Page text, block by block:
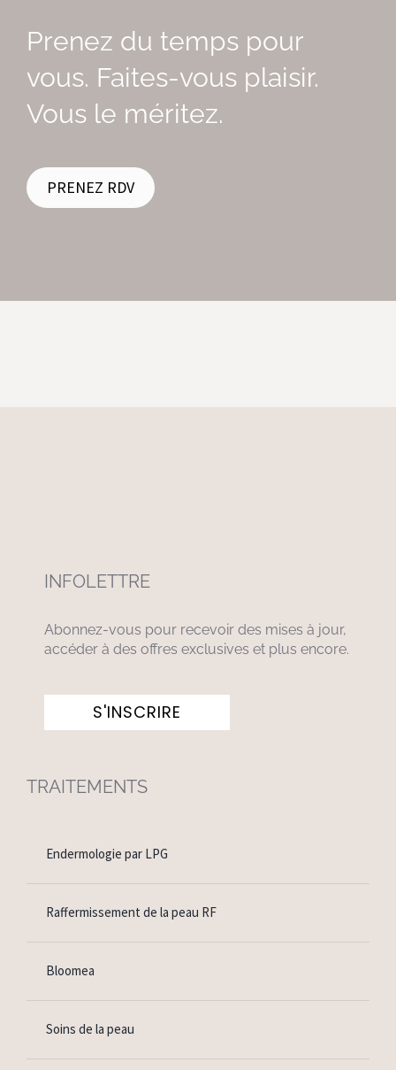
Prenez du temps pour
vous. Faites-vous plaisir.
Vous le méritez.
PRENEZ RDV
INFOLETTRE
Abonnez-vous pour recevoir des mises à jour,
accéder à des offres exclusives et plus encore.
S'INSCRIRE
TRAITEMENTS
Endermologie par LPG
Raffermissement de la peau RF
Bloomea
Soins de la peau